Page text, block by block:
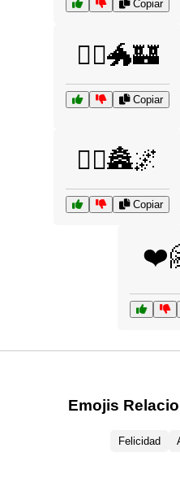
Copiar
🧙‍♂️🐲🏰
Copiar
🧚‍♀️🏯🌌
Copiar
Emojis
Felicidad